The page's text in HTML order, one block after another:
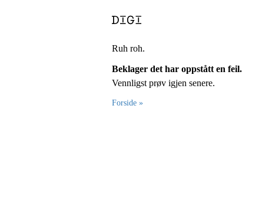
Ruh roh.
Beklager det har oppstått en feil.
Vennligst prøv igjen senere.
Forside »